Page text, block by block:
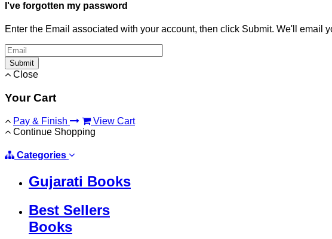
I've forgotten my password
Enter the Email associated with your account, then click Submit. We'll email
Submit
Close
Your Cart
Pay & Finish
View Cart
Continue Shopping
Categories
Gujarati Books
Best Sellers
Books